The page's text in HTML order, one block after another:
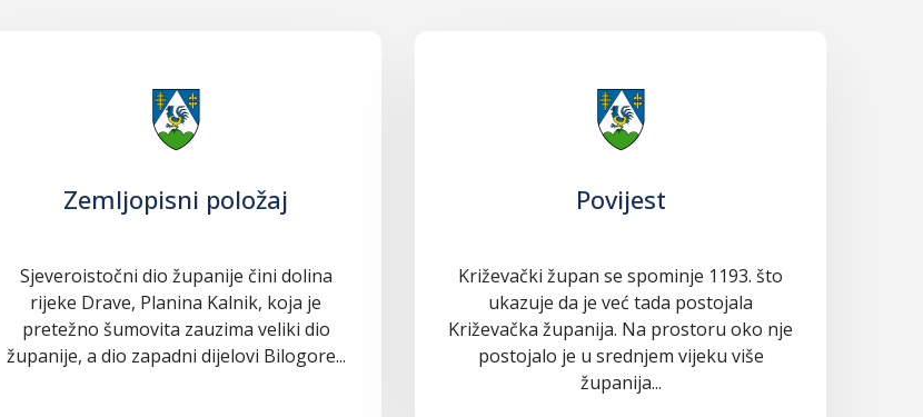
Zemljopisni položaj
Sjeveroistočni dio županije čini dolina
rijeke Drave, Planina Kalnik, koja je
pretežno šumovita zauzima veliki dio
županije, a dio zapadni dijelovi Bilogore...
Povijest
Križevački župan se spominje 1193. što
ukazuje da je već tada postojala
Križevačka županija. Na prostoru oko nje
postojalo je u srednjem vijeku više
županija...